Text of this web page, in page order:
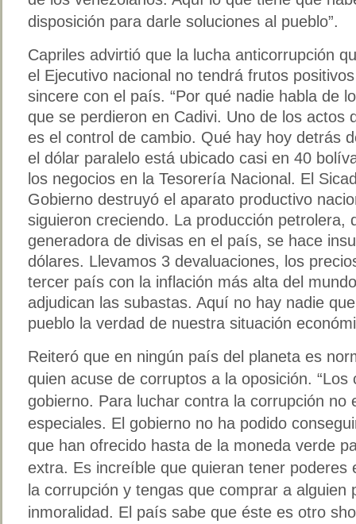
disposición para darle soluciones al pueblo”.
Capriles advirtió que la lucha anticorrupción
el Ejecutivo nacional no tendrá frutos
sincere con el país. “Por qué nadie habla de
que se perdieron en Cadivi. Uno de los actos
es el control de cambio. Qué hay hoy detrás
el dólar paralelo está ubicado casi en 40
los negocios en la Tesorería Nacional. El
Gobierno destruyó el aparato productivo
siguieron creciendo. La producción petrolera,
generadora de divisas en el país, se hace
dólares. Llevamos 3 devaluaciones, los
tercer país con la inflación más alta del
adjudican las subastas. Aquí no hay nadie
pueblo la verdad de nuestra situación
Reiteró que en ningún país del planeta es
quien acuse de corruptos a la oposición. “Los
gobierno. Para luchar contra la corrupción no
especiales. El gobierno no ha podido
que han ofrecido hasta de la moneda verde
extra. Es increíble que quieran tener poderes
la corrupción y tengas que comprar a alguien
inmoralidad. El país sabe que éste es otro